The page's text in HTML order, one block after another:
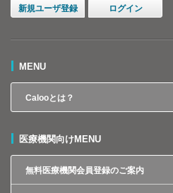
新規ユーザ登録 ログイン
MENU
Calooとは？
医療機関向けMENU
無料医療機関会員登録のご案内